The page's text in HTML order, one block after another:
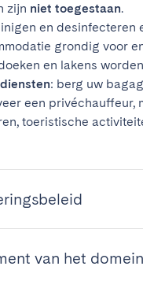
zijn niet toegestaan.
en desinfecteren
grondig voor
en lakens
: berg uw
een privéchauffeur,
toeristische
van het domein